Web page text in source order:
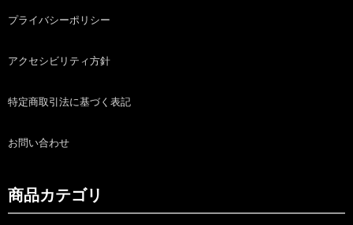
プライバシーポリシー
アクセシビリティ方針
特定商取引法に基づく表記
お問い合わせ
商品カテゴリ